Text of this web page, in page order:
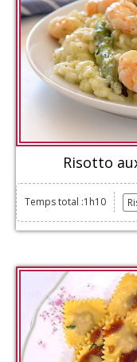
Risotto
Temps total :1h10